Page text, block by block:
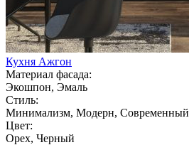
Кухня Ажгон
Материал фасада:
Экошпон, Эмаль
Стиль:
Минимализм, Модерн, Современный
Цвет:
Орех, Черный